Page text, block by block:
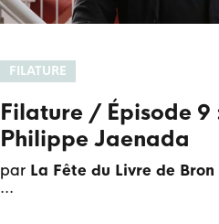
FILATURE
Filature / Épisode 9
Philippe Jaenada
par La Fête du Livre de